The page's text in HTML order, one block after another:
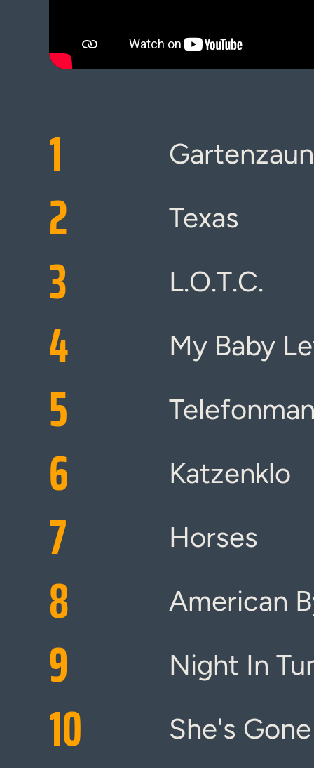
1 Gartenzaun
2 Texas
3 L.O.T.C.
4 My Baby
5
6 Katzenklo
7 Horses
8 American
9 Night In
10 She's Gone